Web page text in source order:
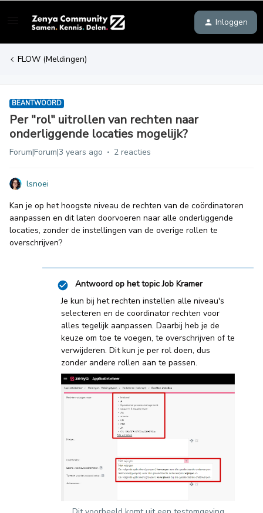
Inloggen
FLOW (Meldingen)
BEANTWOORD
Per "rol" uitrollen van rechten naar
onderliggende locaties mogelijk?
Forum|Forum|3 years ago 2 reacties
lsnoei
Kan je op het hoogste niveau de rechten van de coördinatoren
aanpassen en dit laten doorvoeren naar alle onderliggende
locaties, zonder de instellingen van de overige rollen te
overschrijven?
Antwoord op het topicJob Kramer
Je kun bij het rechten instellen alle niveau's
selecteren en de coordinator rechten voor
alles tegelijk aanpassen. Daarbij heb je de
keuze om toe te voegen, te overschrijven of te
verwijderen. Dit kun je per rol doen, dus
zonder andere rollen aan te passen.